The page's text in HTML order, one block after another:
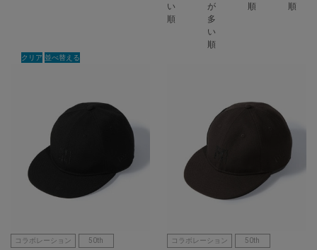
い
順
が
多
い
順
順
順
クリア 並べ替える
コラボレーション 50th コラボレーション 50th